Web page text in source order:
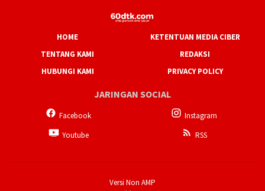
HOME
KETENTUAN MEDIA CIBER
TENTANG KAMI
REDAKSI
HUBUNGI KAMI
PRIVACY POLICY
JARINGAN SOCIAL
Facebook
Instagram
Youtube
RSS
Versi Non AMP